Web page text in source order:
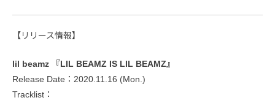
【リリース情報】
lil beamz 『LIL BEAMZ IS LIL BEAMZ』
Release Date：2020.11.16 (Mon.)
Tracklist：